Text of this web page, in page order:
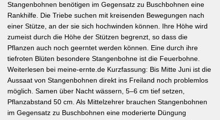
Stangenbohnen benötigen im Gegensatz zu Buschbohnen eine
Rankhilfe. Die Triebe suchen mit kreisenden Bewegungen nach
einer Stütze, an der sie sich hochwinden können. Ihre Höhe wird
zumeist durch die Höhe der Stützen begrenzt, so dass die
Pflanzen auch noch geerntet werden können. Eine durch ihre
tiefroten Blüten besondere Stangenbohne ist die Feuerbohne.
Weiterlesen bei meine-ernte.de Kurzfassung: Bis Mitte Juni ist die
Aussaat von Stangenbohnen direkt ins Freiland noch problemlos
möglich. Samen über Nacht wässern, 5–6 cm tief setzen,
Pflanzabstand 50 cm. Als Mittelzehrer brauchen Stangenbohnen
im Gegensatz zu Buschbohnen eine moderierte Düngung